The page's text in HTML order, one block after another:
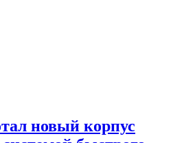
новый корпус